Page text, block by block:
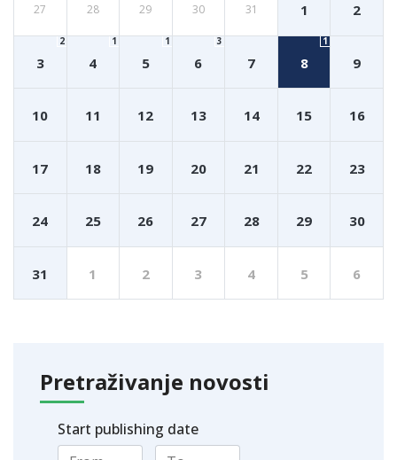
27 28 29 30 31 1 2
3
2
4
1
5
1
6
3
7 8
1
9
10 11 12 13 14 15 16
17 18 19 20 21 22 23
24 25 26 27 28 29 30
31 1 2 3 4 5 6
Pretraživanje novosti
Start publishing date